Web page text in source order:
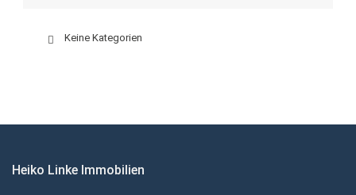
Keine Kategorien
Heiko Linke Immobilien